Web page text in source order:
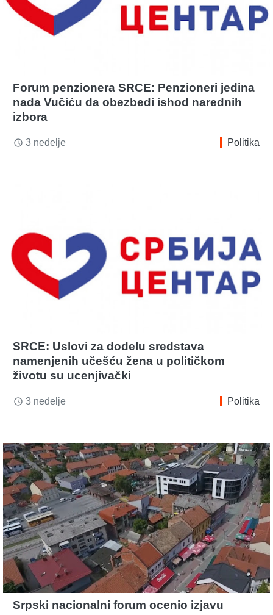
Forum penzionera SRCE: Penzioneri jedina
nada Vučiću da obezbedi ishod narednih
izbora
access_time 3 nedelje Politika
SRCE: Uslovi za dodelu sredstava
namenjenih učešću žena u političkom
životu su ucenjivački
access_time 3 nedelje Politika
Srpski nacionalni forum ocenio izjavu